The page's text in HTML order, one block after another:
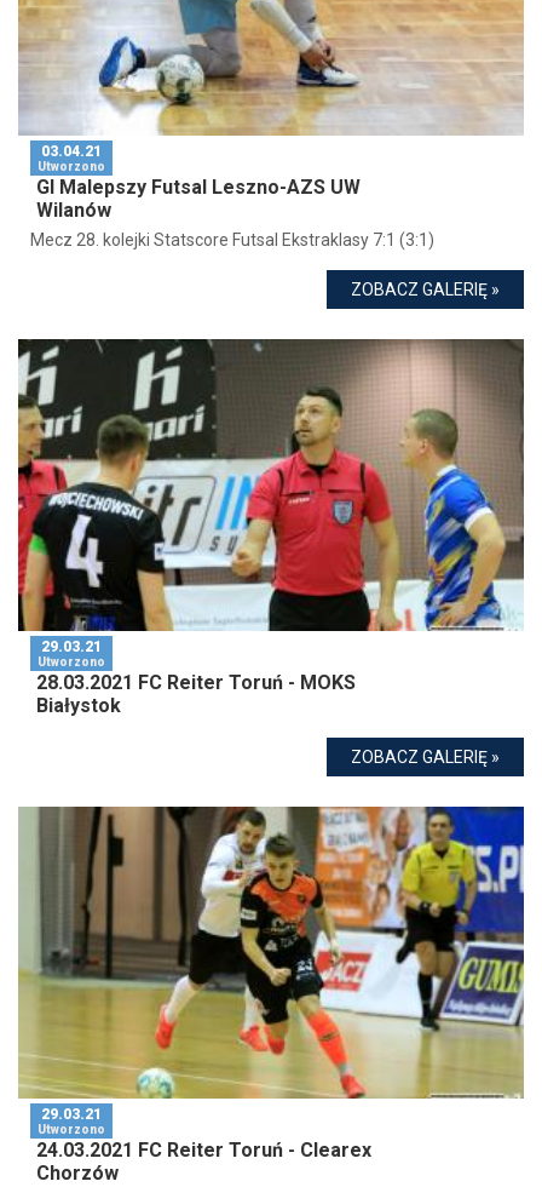
03.04.21
Utworzono
GI Malepszy Futsal Leszno-AZS UW
Wilanów
Mecz 28. kolejki Statscore Futsal Ekstraklasy 7:1 (3:1)
ZOBACZ GALERIĘ »
29.03.21
Utworzono
28.03.2021 FC Reiter Toruń - MOKS
Białystok
ZOBACZ GALERIĘ »
29.03.21
Utworzono
24.03.2021 FC Reiter Toruń - Clearex
Chorzów